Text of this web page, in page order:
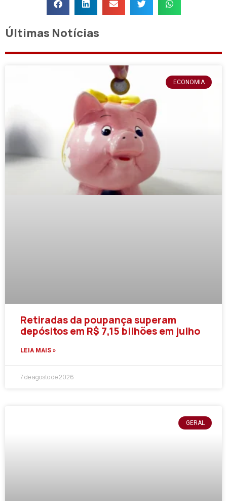
Últimas Notícias
ECONOMIA
Retiradas da poupança superam
depósitos em R$ 7,15 bilhões em julho
LEIA MAIS »
7 de agosto de 2026
GERAL